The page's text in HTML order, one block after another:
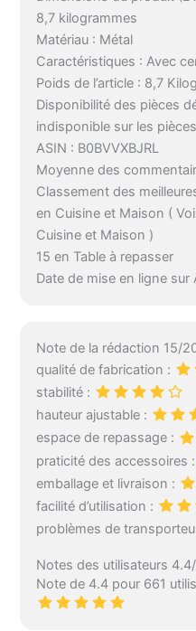
8,7 kilogrammes
Matériau : Métal
Caractéristiques : Avec
Poids de l’article : 8,7
Disponibilité des pièces
indisponible sur les
ASIN : B0BVVXBJRL
Moyenne des
Classement des
en Cuisine et Maison (
Cuisine et Maison )
15 en Table à repasser
Date de mise en ligne
Note de la rédaction 15/
qualité de fabrication :
stabilité :
hauteur ajustable :
espace de repassage :
praticité des accessoires :
emballage et livraison :
facilité d’utilisation :
problèmes de
Notes des utilisateurs
Note de 4.4 pour 661